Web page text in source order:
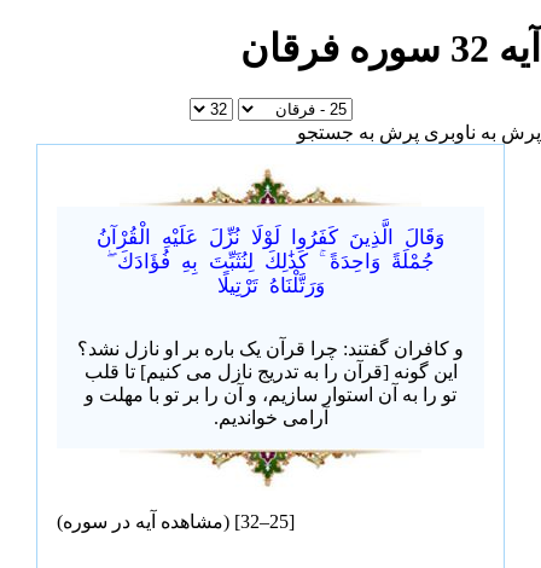
آیه 32 سوره فرقان
پرش به ناوبری پرش به جستجو
وَقَالَ الَّذِينَ كَفَرُوا لَوْلَا نُزِّلَ عَلَيْهِ الْقُرْآنُ
جُمْلَةً وَاحِدَةً ۚ كَذَٰلِكَ لِنُثَبِّتَ بِهِ فُؤَادَكَ ۖ
وَرَتَّلْنَاهُ تَرْتِيلًا
و کافران گفتند: چرا قرآن یک باره بر او نازل نشد؟
این گونه [قرآن را به تدریج نازل می کنیم] تا قلب
تو را به آن استوار سازیم، و آن را بر تو با مهلت و
آرامی خواندیم.
[25–32] ( مشاهده آیه در سوره)